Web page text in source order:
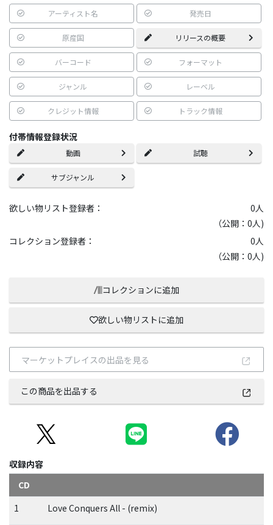
アーティスト名 発売日
原産国 リリースの概要
バーコード フォーマット
ジャンル レーベル
クレジット情報 トラック情報
付帯情報登録状況
動画 試聴
サブジャンル
欲しい物リスト登録者： 0人
（公開：0人)
コレクション登録者：
0人
（公開：0人)
コレクションに追加
欲しい物リストに追加
マーケットプレイスの出品を見る
この商品を出品する
収録内容
CD
1
Love Conquers All - (remix)